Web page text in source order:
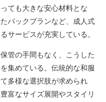
ても大きな安心材料とな
パックプランなど、成人式
サービスが充実している。
管の手間もなく、こうした
集めている。伝統的な和服
多様な選択肢が求められ
富なサイズ展開やスタイリ